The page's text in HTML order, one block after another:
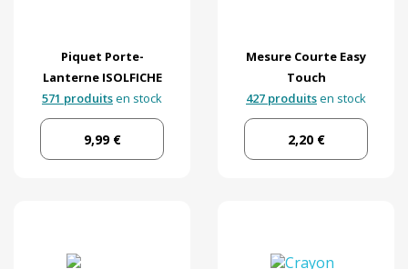
Piquet Porte-
Lanterne ISOLFICHE
571 produitsen stock
9,99 €
Mesure Courte Easy
Touch
427 produitsen stock
2,20 €